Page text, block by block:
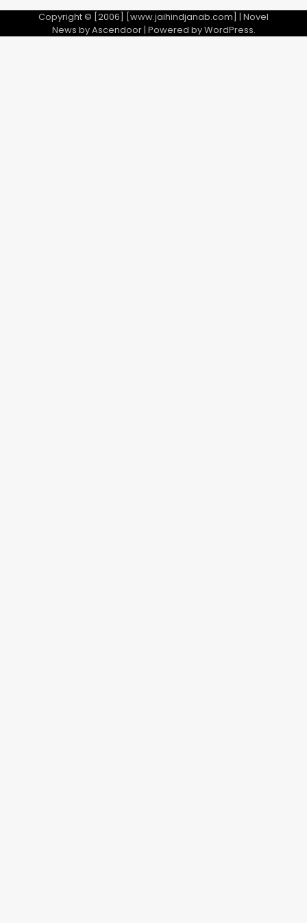
Copyright © [2006] [www.jaihindjanab.com] | Novel
News byAscendoor| Powered byWordPress.